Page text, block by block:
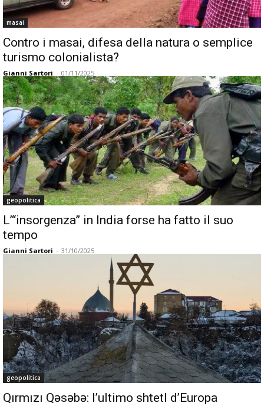
masai
Contro i masai, difesa della natura o semplice
turismo colonialista?
Gianni Sartori - 01/11/2025
geopolitica
L’“insorgenza” in India forse ha fatto il suo
tempo
Gianni Sartori - 31/10/2025
geopolitica
Qırmızı Qəsəbə: l’ultimo shtetl d’Europa